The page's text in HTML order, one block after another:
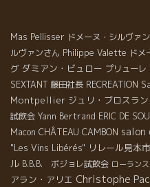
Mas Pellisser ドメーヌ・シルヴァ
ルヴァンさん Philippe Valette ドメ
グ ダミアン・ビュロー プリューレ
SEXTANT 藤田社長 RECREATION
Montpellier ジュリ・ブロスラン
試飲会 Yann Bertrand ERIC DE
Macon CHÂTEAU CAMBON salon
"Les Vins Libérés" リレール見本市
ル B.B.B. ボジョレ試飲会 ローラン
アラン・アリエ Christophe